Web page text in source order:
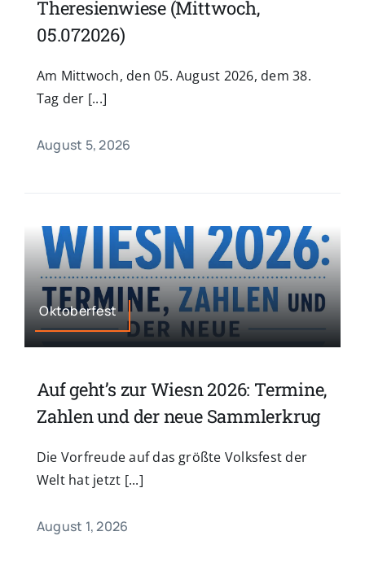
Theresienwiese (Mittwoch,
05.072026)
Am Mittwoch, den 05. August 2026, dem 38.
Tag der [...]
August 5, 2026
Oktoberfest
Auf geht’s zur Wiesn 2026: Termine,
Zahlen und der neue Sammlerkrug
Die Vorfreude auf das größte Volksfest der
Welt hat jetzt [...]
August 1, 2026